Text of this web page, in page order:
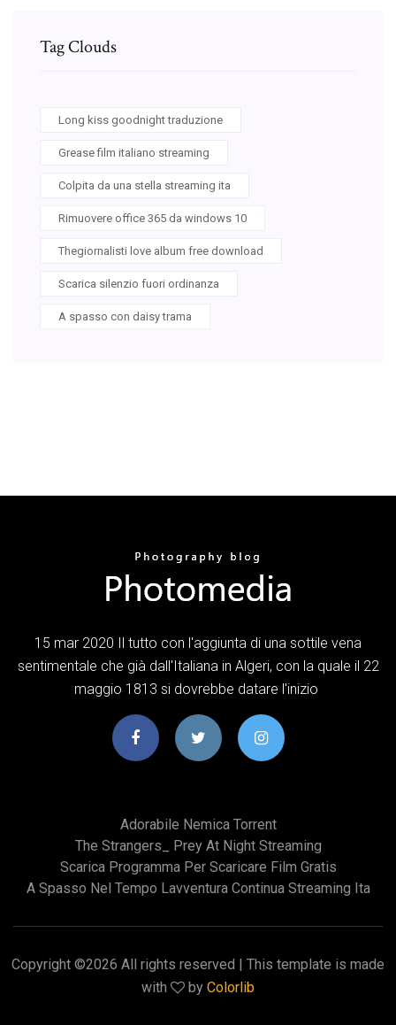
Tag Clouds
Long kiss goodnight traduzione
Grease film italiano streaming
Colpita da una stella streaming ita
Rimuovere office 365 da windows 10
Thegiornalisti love album free download
Scarica silenzio fuori ordinanza
A spasso con daisy trama
15 mar 2020 Il tutto con l'aggiunta di una sottile vena
sentimentale che già dall'Italiana in Algeri, con la quale il 22
maggio 1813 si dovrebbe datare l'inizio
Adorabile Nemica Torrent
The Strangers_ Prey At Night Streaming
Scarica Programma Per Scaricare Film Gratis
A Spasso Nel Tempo Lavventura Continua Streaming Ita
Copyright ©2026 All rights reserved | This template is made
with
by Colorlib